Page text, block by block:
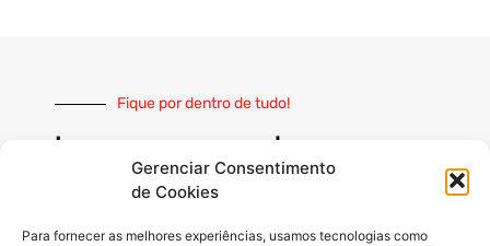
Gerenciar Consentimento
de Cookies
Para fornecer as melhores experiências, usamos tecnologias como
Fique por dentro de tudo!
Inscreva-se e receba nossas
notícias sempre atualizadas